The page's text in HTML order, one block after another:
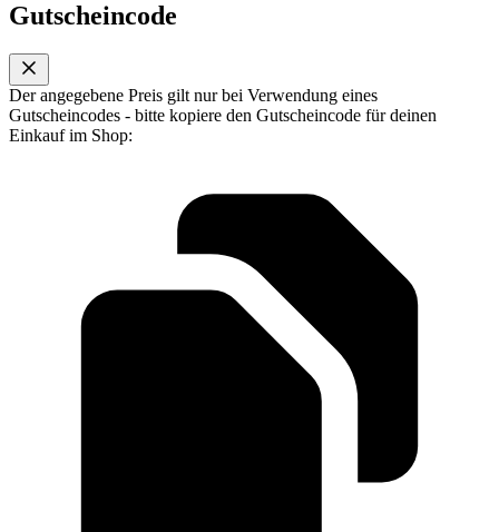
Gutscheincode
Der angegebene Preis gilt nur bei Verwendung eines
Gutscheincodes - bitte kopiere den Gutscheincode für deinen
Einkauf im Shop: